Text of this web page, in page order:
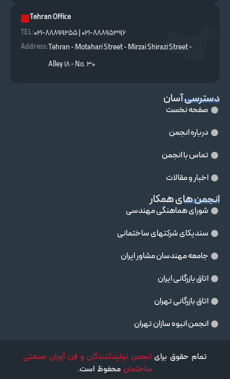
Tehran Office
TEL :
021-88895396 | 021-88899255
Address:Tehran - Motahari Street - Mirzai Shirazi Street -
Alley 18 - No. 30
دسترسی آسان
صفحه نخست
درباره انجمن
تماس با انجمن
اخبار و مقالات
انجمن های همکار
شورای هماهنگی مهندسی
سندیکای شرکتهای ساختمانی
جامعه مهندسان مشاور ايران
اتاق بازرگانی ایران
اتاق بازرگانی تهران
انجمن انبوه سازان تهران
تمام حقوق برای انجمن تولیدکنندگان و فن آوران صنعتی
ساختمان محفوظ است.